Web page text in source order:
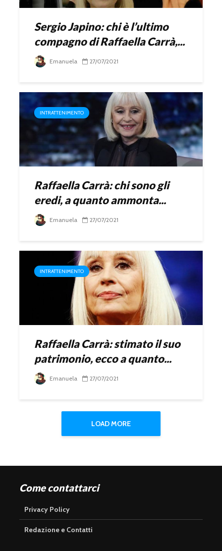
Sergio Japino: chi è l’ultimo
compagno di Raffaella Carrà,...
Emanuela 27/07/2021
INTRATTENIMENTO
Raffaella Carrà: chi sono gli
eredi, a quanto ammonta...
Emanuela 27/07/2021
INTRATTENIMENTO
Raffaella Carrà: stimato il suo
patrimonio, ecco a quanto...
Emanuela 27/07/2021
LOAD MORE
Come contattarci
Privacy Policy
Redazione e Contatti